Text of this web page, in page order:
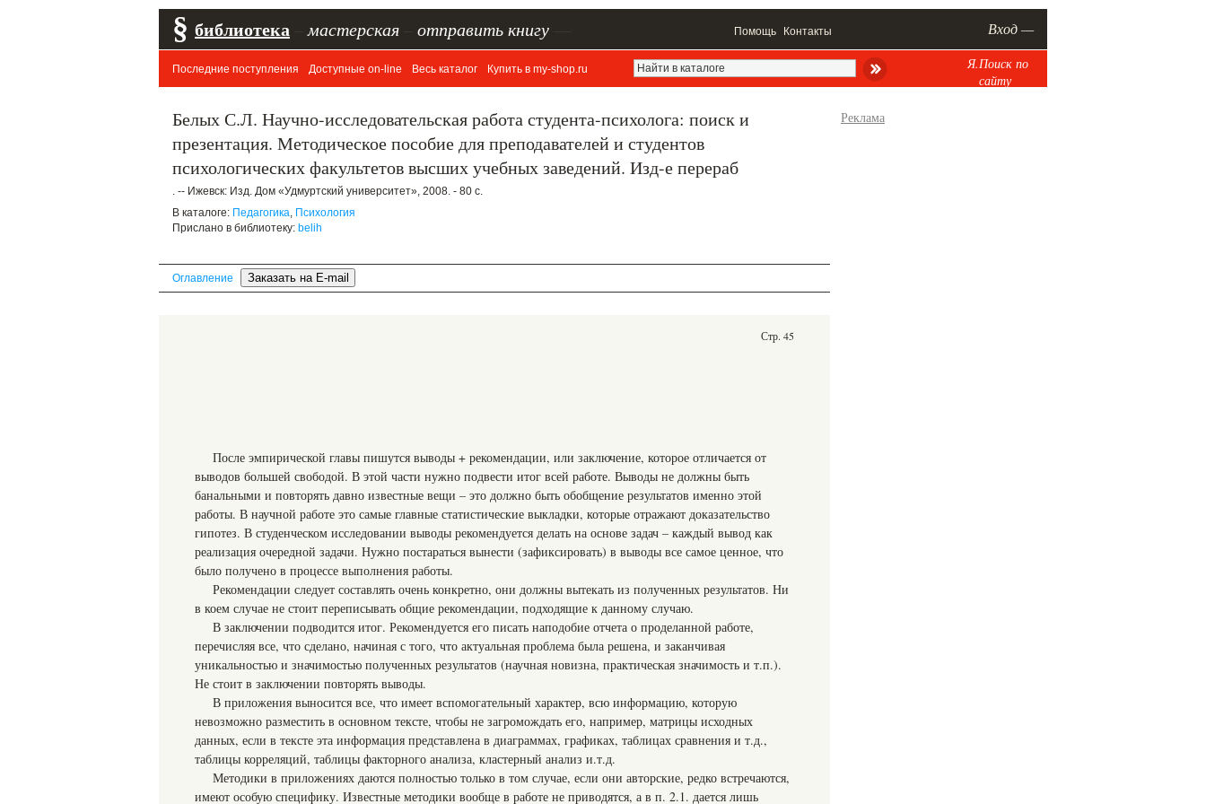
§ библиотека мастерская отправить книгу Помощь Контакты Вход —
Последние поступления Доступные on-line Весь каталог Купить в my-shop.ru
Я.Поиск по
сайту
Белых С.Л. Научно-исследовательская работа студента-психолога: поиск и
презентация. Методическое пособие для преподавателей и студентов
психологических факультетов высших учебных заведений. Изд-е перераб
. -- Ижевск: Изд. Дом «Удмуртский университет», 2008. - 80 с.
В каталоге: Педагогика, Психология
Прислано в библиотеку: belih
Оглавление
Стр. 45
После эмпирической главы пишутся выводы + рекомендации, или заключение, которое отличается от
выводов большей свободой. В этой части нужно подвести итог всей работе. Выводы не должны быть
банальными и повторять давно известные вещи – это должно быть обобщение результатов именно этой
работы. В научной работе это самые главные статистические выкладки, которые отражают доказательство
гипотез. В студенческом исследовании выводы рекомендуется делать на основе задач – каждый вывод как
реализация очередной задачи. Нужно постараться вынести (зафиксировать) в выводы все самое ценное, что
было получено в процессе выполнения работы.
Рекомендации следует составлять очень конкретно, они должны вытекать из полученных результатов. Ни
в коем случае не стоит переписывать общие рекомендации, подходящие к данному случаю.
В заключении подводится итог. Рекомендуется его писать наподобие отчета о проделанной работе,
перечисляя все, что сделано, начиная с того, что актуальная проблема была решена, и заканчивая
уникальностью и значимостью полученных результатов (научная новизна, практическая значимость и т.п.).
Не стоит в заключении повторять выводы.
В приложения выносится все, что имеет вспомогательный характер, всю информацию, которую
невозможно разместить в основном тексте, чтобы не загромождать его, например, матрицы исходных
данных, если в тексте эта информация представлена в диаграммах, графиках, таблицах сравнения и т.д.,
таблицы корреляций, таблицы факторного анализа, кластерный анализ и.т.д.
Методики в приложениях даются полностью только в том случае, если они авторские, редко встречаются,
имеют особую специфику. Известные методики вообще в работе не приводятся, а в п. 2.1. дается лишь
Реклама